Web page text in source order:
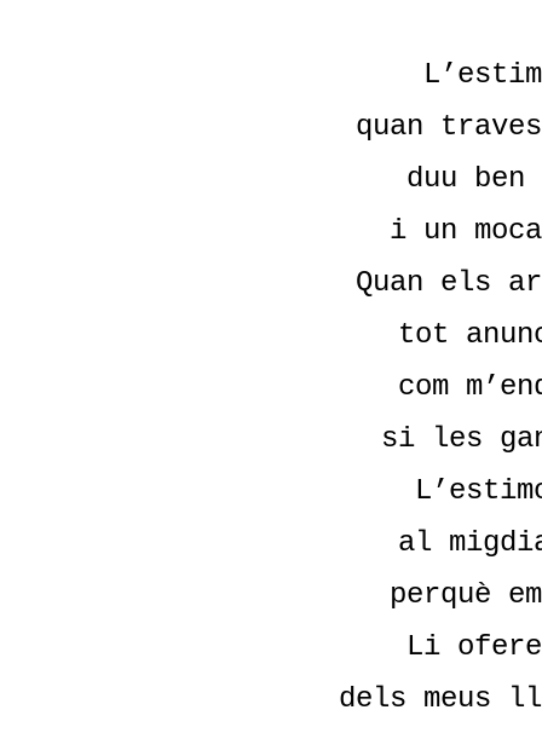
quan
duu
i un
Quan els
tot
com
si les
al
perquè
Li
dels meus